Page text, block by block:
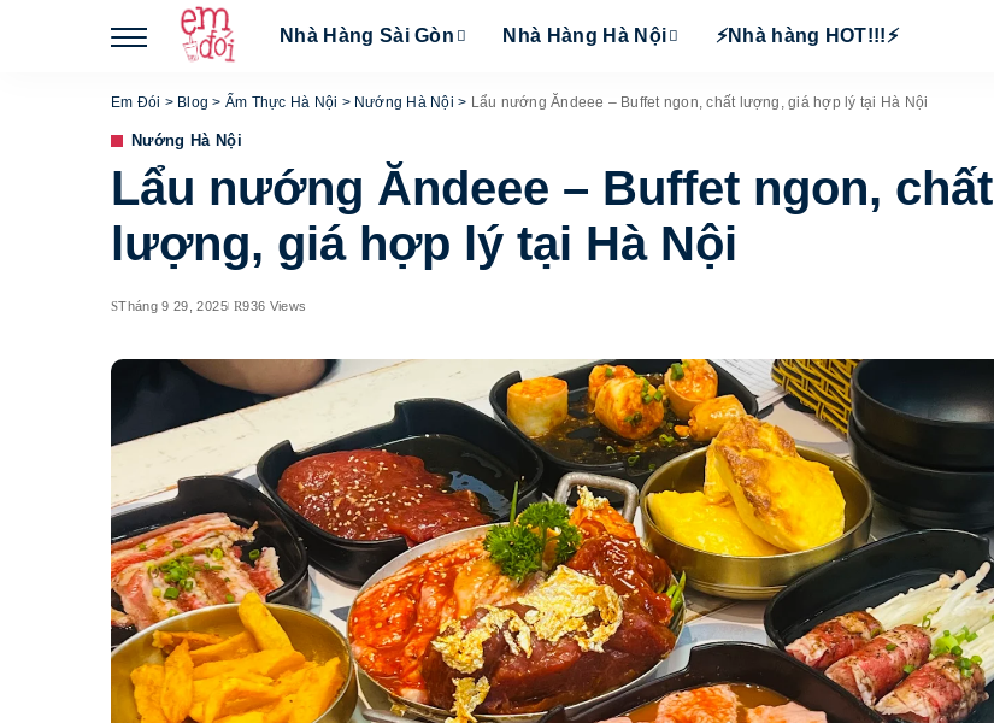
Nhà Hàng Sài Gòn Nhà Hàng Hà Nội ⚡Nhà hàng HOT!!!⚡
Em Đói > Blog > Ẩm Thực Hà Nội > Nướng Hà Nội > Lẩu nướng Ăndeee – Buffet ngon, chất lượng, giá hợp lý tại Hà Nội
Nướng Hà Nội
Lẩu nướng Ăndeee – Buffet ngon, chất
lượng, giá hợp lý tại Hà Nội
Tháng 9 29, 2025 936 Views